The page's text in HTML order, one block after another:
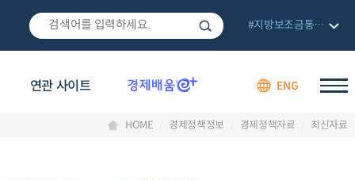
연관 사이트 ENG
#지방보조금통합관리망
HOME 경제정책정보 경제정책자료 최신자료